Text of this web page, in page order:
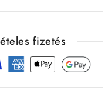
fizetés